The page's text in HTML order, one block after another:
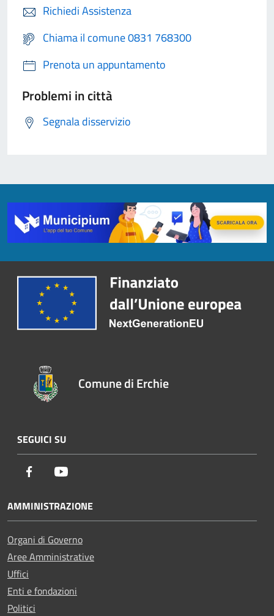
Richiedi Assistenza
Chiama il comune 0831 768300
Prenota un appuntamento
Problemi in città
Segnala disservizio
Comune di Erchie
SEGUICI SU
Facebook
AMMINISTRAZIONE
Organi di Governo
Aree Amministrative
Uffici
Enti e fondazioni
Politici